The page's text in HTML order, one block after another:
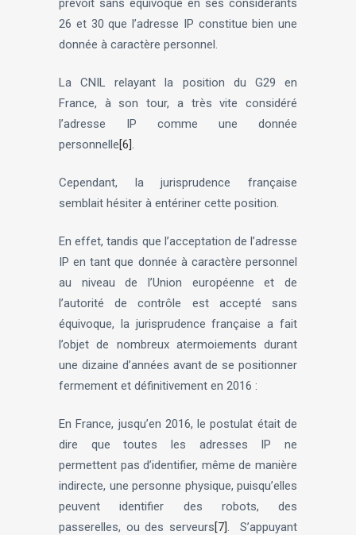
26 et 30 que l’adresse IP constitue bien une
donnée à caractère personnel.
La CNIL relayant la position du G29 en
France, à son tour, a très vite considéré
l’adresse IP comme une donnée
personnelle[6]
Cependant, la jurisprudence française
semblait hésiter à entériner cette position.
En effet, tandis que l’acceptation de l’adresse
IP en tant que donnée à caractère personnel
au niveau de l’Union européenne et de
l’autorité de contrôle est accepté sans
équivoque, la jurisprudence française a fait
l’objet de nombreux atermoiements durant
une dizaine d’années avant de se positionner
fermement et définitivement en 2016 :
En France, jusqu’en 2016, le postulat était de
dire que toutes les adresses IP ne
permettent pas d’identifier, même de manière
indirecte, une personne physique, puisqu’elles
peuvent identifier des robots, des
passerelles, ou des serveurs[7]
. S’appuyant